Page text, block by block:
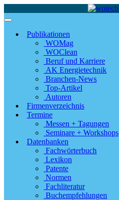
Publikationen
WOMag
WOClean
Beruf und Karriere
AK Energietechnik
Branchen-News
Top-Artikel
Autoren
Firmenverzeichnis
Termine
Messen + Tagungen
Seminare + Workshops
Datenbanken
Fachwörterbuch
Lexikon
Patente
Normen
Fachliteratur
Buchempfehlungen